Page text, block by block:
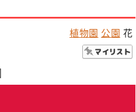
植物園 公園 花